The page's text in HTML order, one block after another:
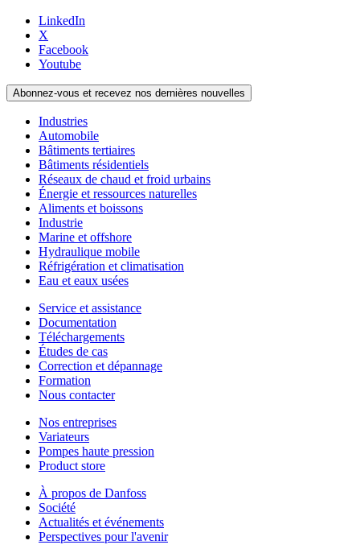
LinkedIn
X
Facebook
Youtube
Abonnez-vous et recevez nos dernières nouvelles
Industries
Automobile
Bâtiments tertiaires
Bâtiments résidentiels
Réseaux de chaud et froid urbains
Énergie et ressources naturelles
Aliments et boissons
Industrie
Marine et offshore
Hydraulique mobile
Réfrigération et climatisation
Eau et eaux usées
Service et assistance
Documentation
Téléchargements
Études de cas
Correction et dépannage
Formation
Nous contacter
Nos entreprises
Variateurs
Pompes haute pression
Product store
À propos de Danfoss
Société
Actualités et événements
Perspectives pour l'avenir